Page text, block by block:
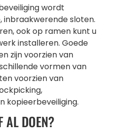
wordt
inbraakwerende sloten.
ook op ramen kunt u
installeren. Goede
zijn voorzien van
vormen van
voorzien van
kopieerbeveiliging.
AL DOEN?